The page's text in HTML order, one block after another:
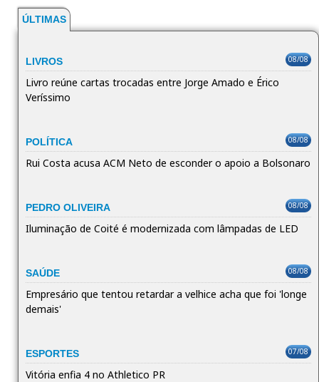
ÚLTIMAS
LIVROS 08/08
Livro reúne cartas trocadas entre Jorge Amado e Érico
Veríssimo
POLÍTICA 08/08
Rui Costa acusa ACM Neto de esconder o apoio a Bolsonaro
PEDRO OLIVEIRA 08/08
Iluminação de Coité é modernizada com lâmpadas de LED
SAÚDE 08/08
Empresário que tentou retardar a velhice acha que foi 'longe
demais'
ESPORTES 07/08
Vitória enfia 4 no Athletico PR